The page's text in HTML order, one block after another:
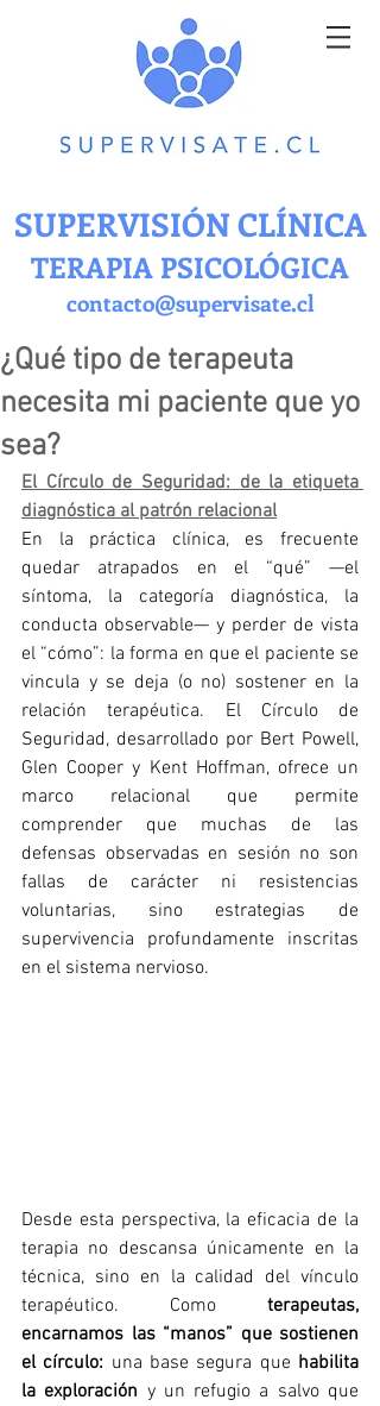
SUPERVISIÓN CLÍNICA
TERAPIA PSICOLÓGICA
contacto@supervisate.cl
¿Qué tipo de terapeuta
necesita mi paciente que yo
sea?
El Círculo de Seguridad: de la etiqueta
diagnóstica al patrón relacional
En la práctica clínica, es frecuente
quedar atrapados en el “qué” —el
síntoma, la categoría diagnóstica, la
conducta observable— y perder de vista
el “cómo”: la forma en que el paciente se
vincula y se deja (o no) sostener en la
relación terapéutica. El Círculo de
Seguridad, desarrollado por Bert Powell,
Glen Cooper y Kent Hoffman, ofrece un
marco relacional que permite
comprender que muchas de las
defensas observadas en sesión no son
fallas de carácter ni resistencias
voluntarias, sino estrategias de
supervivencia profundamente inscritas
en el sistema nervioso.
Desde esta perspectiva, la eficacia de la
terapia no descansa únicamente en la
técnica, sino en la calidad del vínculo
terapéutico. Como terapeutas,
encarnamos las “manos” que sostienen
el círculo: una base segura que habilita
la exploración